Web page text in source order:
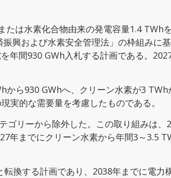
たは水素化合物由来の発電容量1.4 TWh
興および水素安全管理法」の枠組みに
年間930 GWh入札する計画である。
から930 GWhへ、クリーン水素が3 TWh
実的な需要量を考慮したものである。
ゴリーから除外した。この取り組みは、
年までにクリーン水素から年間3～3.5
換する計画であり、2038年までに電力